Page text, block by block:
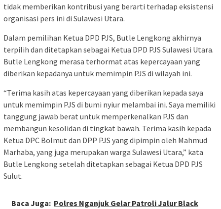
tidak memberikan kontribusi yang berarti terhadap eksistensi
organisasi pers ini di Sulawesi Utara.
Dalam pemilihan Ketua DPD PJS, Butle Lengkong akhirnya
terpilih dan ditetapkan sebagai Ketua DPD PJS Sulawesi Utara.
Butle Lengkong merasa terhormat atas kepercayaan yang
diberikan kepadanya untuk memimpin PJS di wilayah ini.
“Terima kasih atas kepercayaan yang diberikan kepada saya
untuk memimpin PJS di bumi nyiur melambai ini. Saya memiliki
tanggung jawab berat untuk memperkenalkan PJS dan
membangun kesolidan di tingkat bawah. Terima kasih kepada
Ketua DPC Bolmut dan DPP PJS yang dipimpin oleh Mahmud
Marhaba, yang juga merupakan warga Sulawesi Utara,” kata
Butle Lengkong setelah ditetapkan sebagai Ketua DPD PJS
Sulut.
Baca Juga: Polres Nganjuk Gelar Patroli Jalur Black